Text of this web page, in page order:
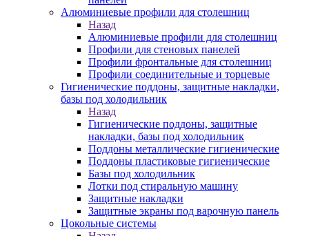
Алюминиевые профили для столешниц
Назад
Алюминиевые профили для столешниц
Профили для стеновых панелей
Профили фронтальные для столешниц
Профили соединительные и торцевые
Гигиенические поддоны, защитные накладки,
базы под холодильник
Назад
Гигиенические поддоны, защитные
накладки, базы под холодильник
Поддоны металлические гигиенические
Поддоны пластиковые гигиенические
Базы под холодильник
Лотки под стиральную машину
Защитные накладки
Защитные экраны под варочную панель
Цокольные системы